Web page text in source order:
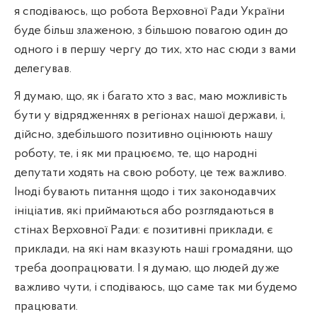
я сподіваюсь, що робота Верховної Ради України
буде більш злаженою, з більшою повагою один до
одного і в першу чергу до тих, хто нас сюди з вами
делегував.
Я думаю, що, як і багато хто з вас, маю можливість
бути у відрядженнях в регіонах нашої держави, і,
дійсно, здебільшого позитивно оцінюють нашу
роботу, те, і як ми працюємо, те, що народні
депутати ходять на свою роботу, це теж важливо.
Іноді бувають питання щодо і тих законодавчих
ініціатив, які приймаються або розглядаються в
стінах Верховної Ради: є позитивні приклади, є
приклади, на які нам вказують наші громадяни, що
треба доопрацювати. І я думаю, що людей дуже
важливо чути, і сподіваюсь, що саме так ми будемо
працювати.